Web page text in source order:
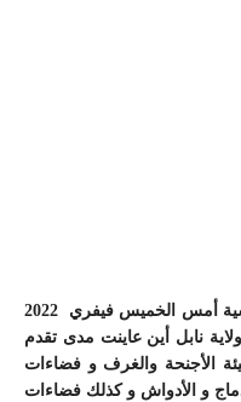
أدت وزيرة العدل السيدة ليلى جفال عشية أمس الخميس فيفري 2022
نابل أين عاينت مدى تقدم
الأجنحة والغرف و فضاءات
و الأدواش و كذلك فضاءات